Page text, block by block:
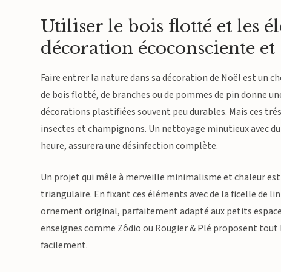
Utiliser le bois flotté et les
décoration écoconsciente
Faire entrer la nature dans sa décoration de Noël est un
de bois flotté, de branches ou de pommes de pin donne
décorations plastifiées souvent peu durables. Mais ces
insectes et champignons. Un nettoyage minutieux avec
heure, assurera une désinfection complète.
Un projet qui mêle à merveille minimalisme et chaleur
triangulaire. En fixant ces éléments avec de la ficelle de
ornement original, parfaitement adapté aux petits
enseignes comme Zôdio ou Rougier & Plé proposent
facilement.